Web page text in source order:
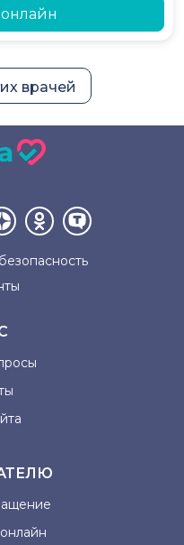
врачей
безопасность